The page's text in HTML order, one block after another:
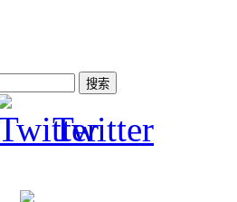
Twitter